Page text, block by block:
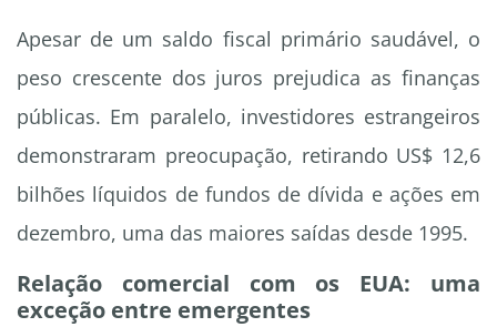
Apesar de um saldo fiscal primário saudável, o
peso crescente dos juros prejudica as finanças
públicas. Em paralelo, investidores estrangeiros
demonstraram preocupação, retirando US$ 12,6
bilhões líquidos de fundos de dívida e ações em
dezembro, uma das maiores saídas desde 1995.
Relação comercial com os EUA: uma
exceção entre emergentes